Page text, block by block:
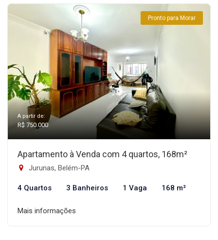
Pronto para Morar
A partir de:
R$ 750.000
Apartamento à Venda com 4 quartos, 168m²
Jurunas, Belém-PA
4 Quartos 3 Banheiros 1 Vaga 168 m²
Mais informações